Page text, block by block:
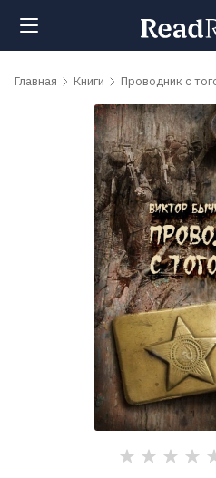
Поиск
Рейтинги
обсуждаемые
Главная Книги Проводник с